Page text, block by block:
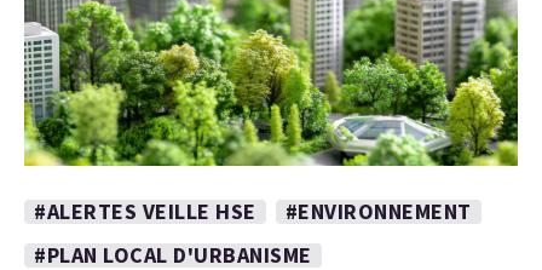
#ALERTES VEILLE HSE
#ENVIRONNEMENT
#PLAN LOCAL D'URBANISME